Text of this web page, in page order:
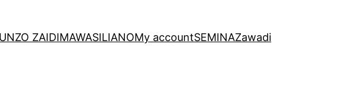
ZAIDIMAWASILIANOMy accountSEMINAZawadi